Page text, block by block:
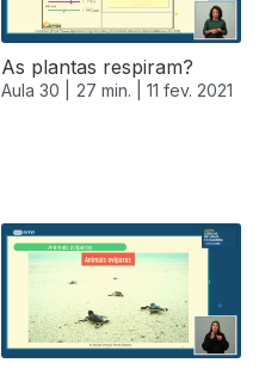
As plantas respiram?
Aula 30 | 27 min. | 11 fev. 2021